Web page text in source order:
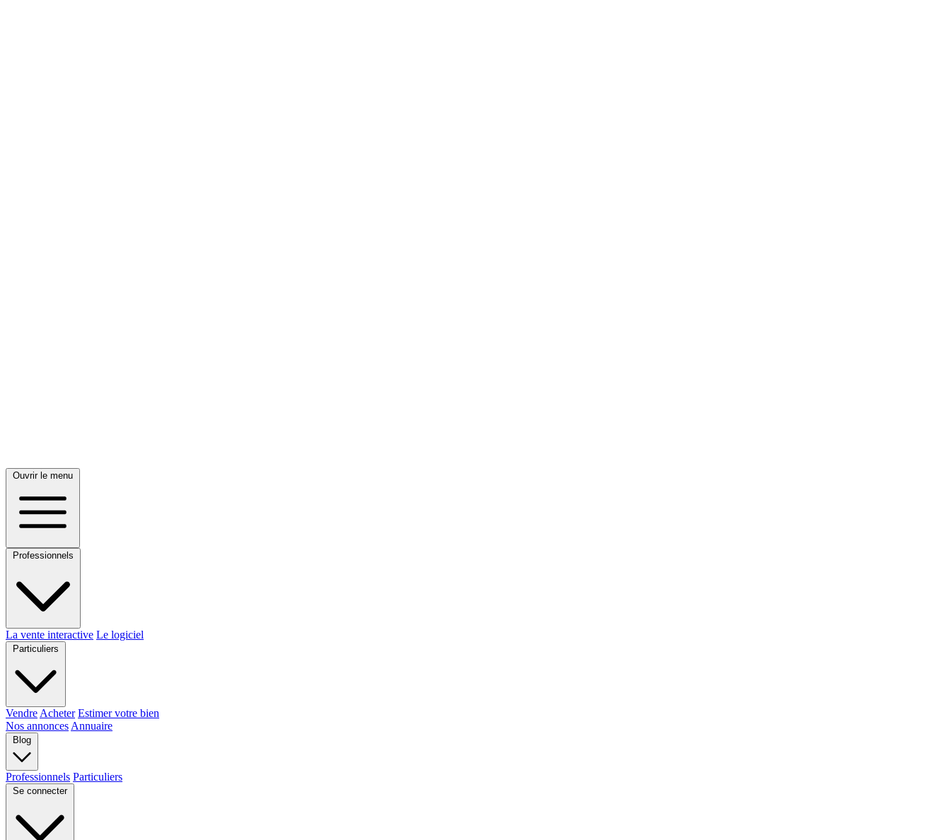
Ouvrir le menu
Professionnels
La vente interactive Le logiciel
Particuliers
Vendre Acheter Estimer votre bien
Nos annonces Annuaire
Blog
Professionnels Particuliers
Se connecter